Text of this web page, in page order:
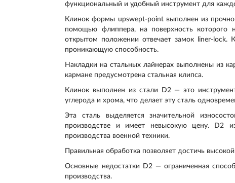
функциональный и удобный инструмент для
Клинок формы upswept-point выполнен из
помощью флиппера, на поверхность которого
открытом положении отвечает замок liner-lock.
проникающую способность.
Накладки на стальных лайнерах выполнены из
кармане предусмотрена стальная клипса.
Клинок выполнен из стали D2 — это
углерода и хрома, что делает эту сталь
Эта сталь выделяется значительной
производстве и имеет невысокую цену. D2
производства военной техники.
Правильная обработка позволяет достичь
Основные недостатки D2 — ограниченная
производства.